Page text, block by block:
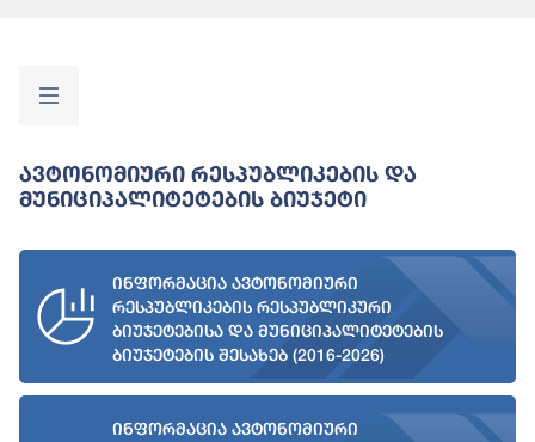
Ავტონომიური Რესპუბლიკების Და
Მუნიციპალიტეტების Ბიუჯეტი
ინფორმაცია ავტონომიური
რესპუბლიკების რესპუბლიკური
ბიუჯეტებისა და მუნიციპალიტეტების
ბიუჯეტების შესახებ (2016-2026)
ინფორმაცია ავტონომიური